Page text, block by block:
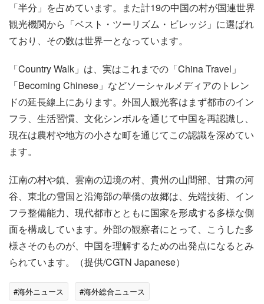
「半分」を占めています。また計19の中国の村が国連世界
観光機関から「ベスト・ツーリズム・ビレッジ」に選ばれ
ており、その数は世界一となっています。
「Country Walk」は、実はこれまでの「China Travel」
「Becoming Chinese」などソーシャルメディアのトレン
ドの延長線上にあります。外国人観光客はまず都市のイン
フラ、生活習慣、文化シンボルを通じて中国を再認識し、
現在は農村や地方の小さな町を通じてこの認識を深めてい
ます。
江南の村や鎮、雲南の辺境の村、貴州の山間部、甘粛の河
谷、東北の雪国と沿海部の華僑の故郷は、先端技術、イン
フラ整備能力、現代都市とともに国家を形成する多様な側
面を構成しています。外部の観察者にとって、こうした多
様さそのものが、中国を理解するための出発点になるとみ
られています。（提供/CGTN Japanese）
#海外ニュース #海外総合ニュース